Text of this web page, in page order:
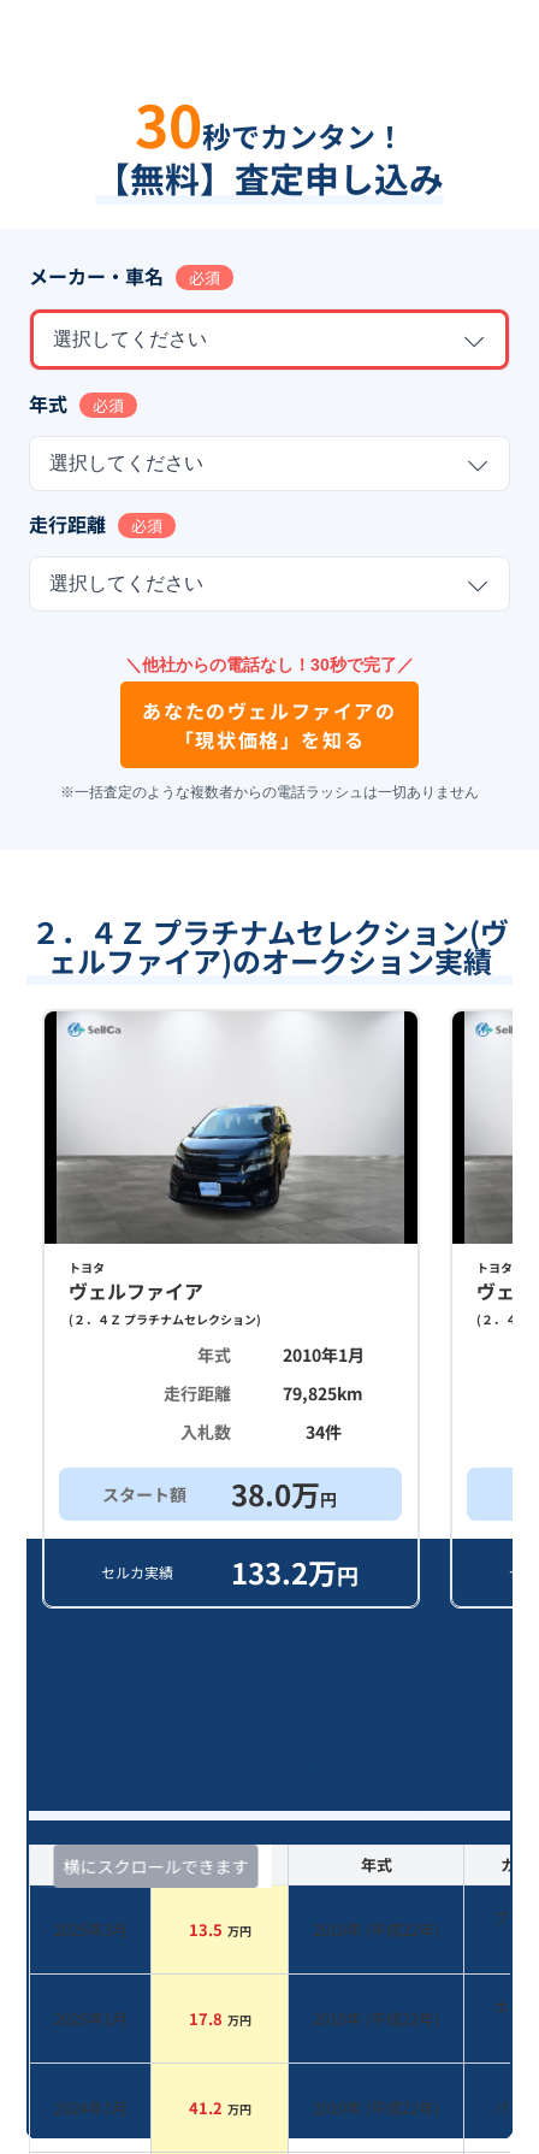
30秒でカンタン！
【無料】査定申し込み
メーカー・車名 必須
選択してください
年式 必須
選択してください
走行距離 必須
選択してください
＼他社からの電話なし！30秒で完了／
あなたのヴェルファイアの
「現状価格」を知る
※一括査定のような複数者からの電話ラッシュは一切ありません
２．４Ｚ プラチナムセレクション(ヴ
ェルファイア)のオークション実績
トヨタ
ヴェルファイア
( ２．４Ｚ プラチナムセレクション)
年式
2010年1月
走行距離
79,825km
入札数
34件
スタート額 38.0万円
セルカ実績 133.2万円
トヨタ
ヴェ
( ２．４Ｚ
セ
横にスクロールできます
査定時期 セルカ実績 年式 カラ
2025年3月 13.5 万円 2010年 (平成22年)
ブラ
2025年1月 17.8 万円 2010年 (平成22年)
ホワ
2024年1月 41.2 万円 2010年 (平成22年) パール